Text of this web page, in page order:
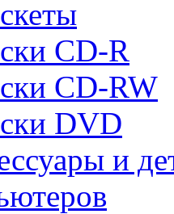
CD-R
CD-RW
DVD
и